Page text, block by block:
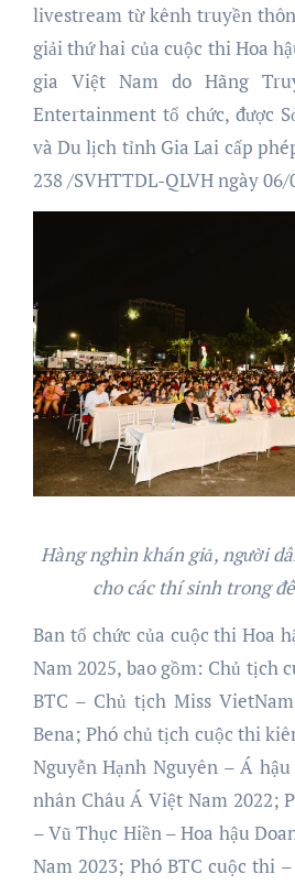
livestream từ kênh truyền
giải thứ hai của cuộc thi Hoa
gia Việt Nam do Hãng
Entertainment tổ chức, được
và Du lịch tỉnh Gia Lai cấp
238 /SVHTTDL-QLVH ngày 06/
Hàng nghìn khán giả, người
cho các thí sinh trong
Ban tổ chức của cuộc thi Hoa
Nam 2025, bao gồm: Chủ tịch
BTC – Chủ tịch Miss
Bena; Phó chủ tịch cuộc thi
Nguyễn Hạnh Nguyên – Á
nhân Châu Á Việt Nam 2022;
– Vũ Thục Hiền – Hoa hậu
Nam 2023; Phó BTC cuộc thi